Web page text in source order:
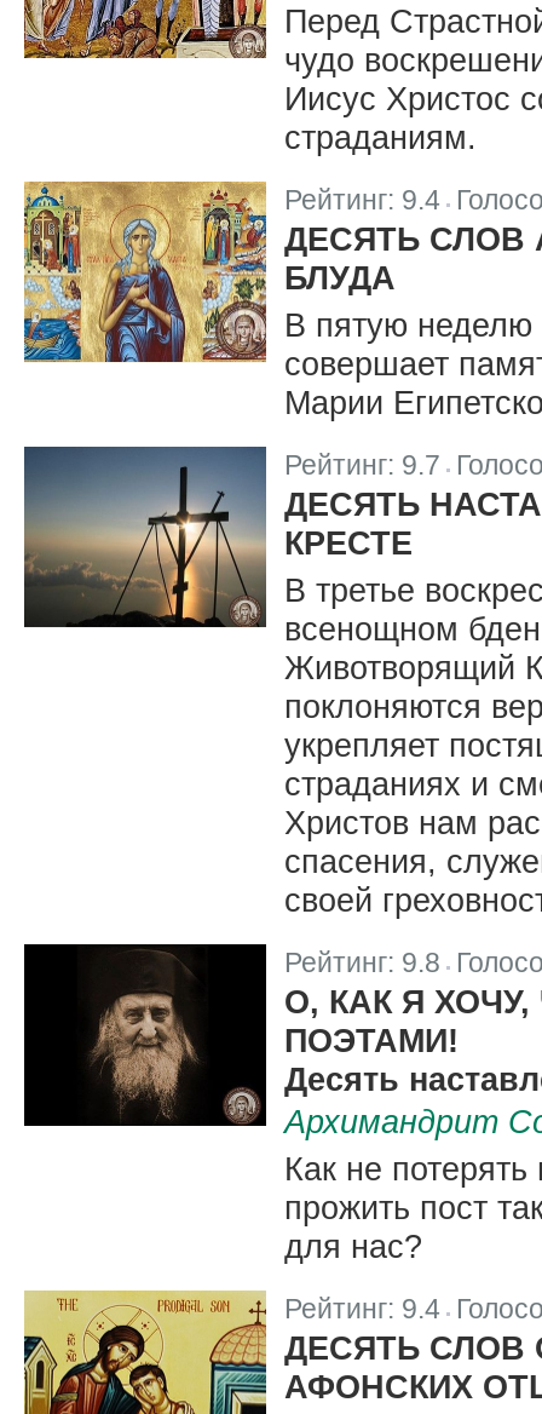
Перед
чудо
Иисус Христос
страданиям.
Рейтинг: 9.4 |
ДЕСЯТЬ СЛОВ
БЛУДА
В пятую неделю
совершает
Марии
Рейтинг: 9.7 |
ДЕСЯТЬ
КРЕСТЕ
В третье
всенощном
Животворящий
поклоняются
укрепляет
страданиях и
Христов нам
спасения,
своей
Рейтинг: 9.8
О, КАК Я
ПОЭТАМИ!
Десять
Архимандрит
Как не
прожить пост
для нас?
Рейтинг: 9.4
ДЕСЯТЬ СЛОВ
АФОНСКИХ